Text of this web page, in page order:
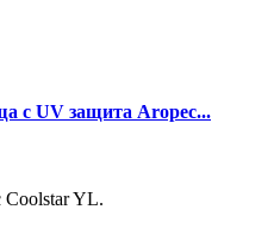
с UV защита Aropec...
Coolstar YL.